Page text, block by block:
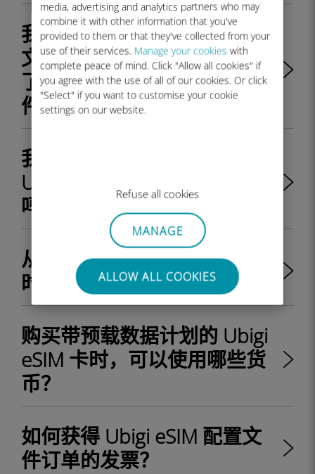
media, advertising and analytics partners who may
combine it with other information that you've
provided to them or that they've collected from your
use of their services. Manage your cookies with
complete peace of mind. Click "Allow all cookies" if
you agree with the use of all of our cookies. Or click
"Select" if you want to customise your cookie
settings on our website.
Refuse all cookies
MANAGE
ALLOW ALL COOKIES
我买了一个 Ubigi eSIM 配置
文件，但我的手机被 simlock
了，无法安装 eSIM 配置文
件。我该怎么办？
我可以使用推荐优惠代码在
Ubigi 网站上购买 eSIM 卡
吗？
从网站购买 Ubigi eSIM 卡
时，有哪些付款方式？
购买带预载数据计划的 Ubigi
eSIM 卡时，可以使用哪些货
币？
如何获得 Ubigi eSIM 配置文
件订单的发票？